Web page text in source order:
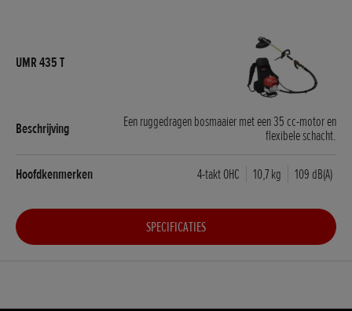
Een ruggedragen bosmaaier met een 35 cc-motor en
flexibele schacht.
4-takt OHC 10,7 kg 109 dB(A)
SPECIFICATIES